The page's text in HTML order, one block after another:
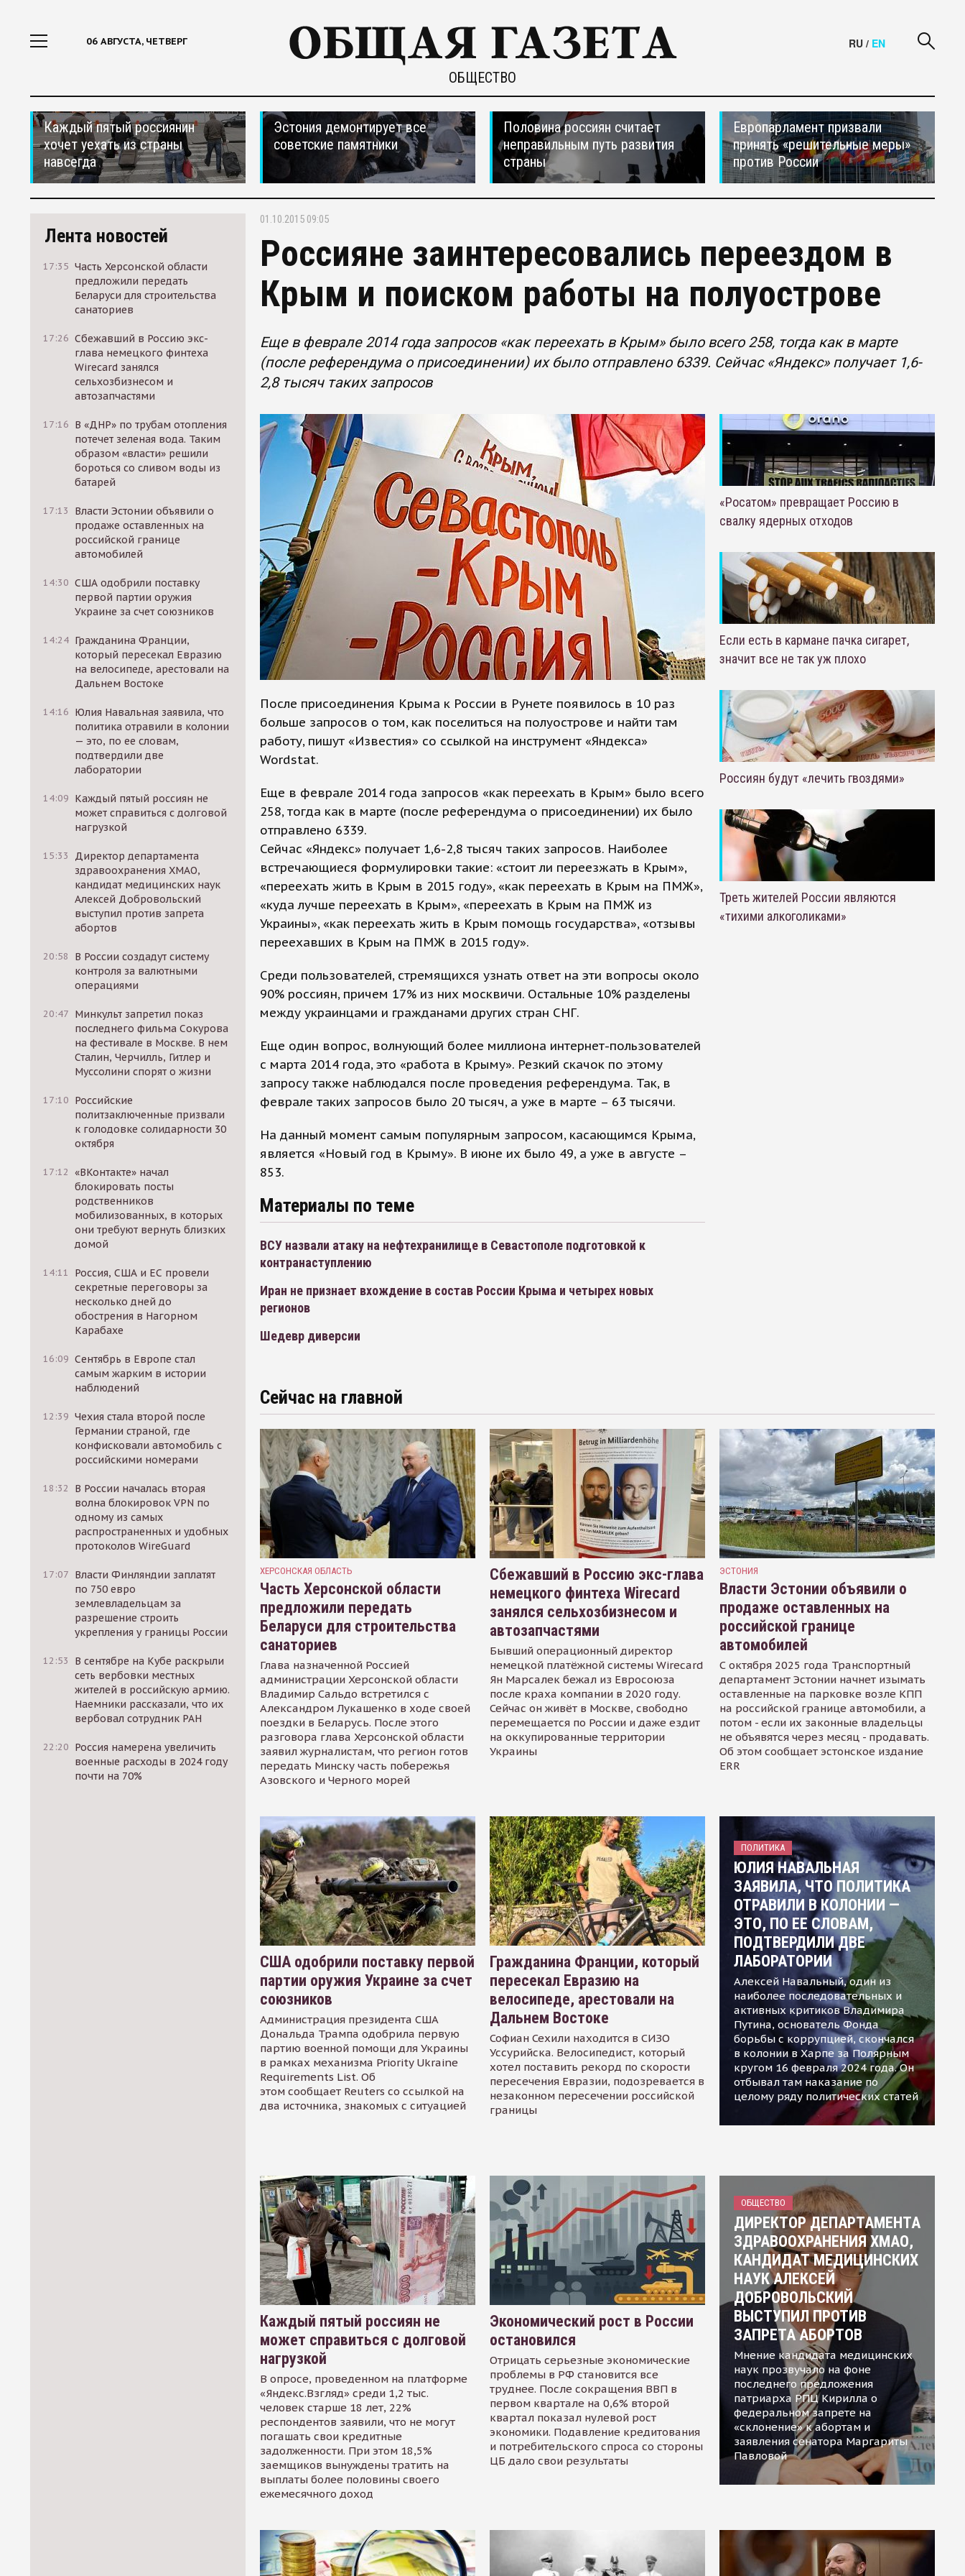
06 АВГУСТА, ЧЕТВЕРГ
ОБЩЕСТВО
RU / EN
Каждый пятый россиянин
хочет уехать из страны
навсегда
Эстония демонтирует все
советские памятники
Половина россиян считает
неправильным путь развития
страны
Европарламент призвали
принять «решительные меры»
против России
Лента новостей
17:35 Часть Херсонской области
предложили передать
Беларуси для строительства
санаториев
17:26 Сбежавший в Россию экс-
глава немецкого финтеха
Wirecard занялся
сельхозбизнесом и
автозапчастями
17:16 В «ДНР» по трубам отопления
потечет зеленая вода. Таким
образом «власти» решили
бороться со сливом воды из
батарей
17:13
Власти Эстонии объявили о
продаже оставленных на
российской границе
автомобилей
14:30 США одобрили поставку
первой партии оружия
Украине за счет союзников
14:24 Гражданина Франции,
который пересекал Евразию
на велосипеде, арестовали на
Дальнем Востоке
14:16 Юлия Навальная заявила, что
политика отравили в колонии
— это, по ее словам,
подтвердили две
лаборатории
14:09 Каждый пятый россиян не
может справиться с долговой
нагрузкой
15:33
Директор департамента
здравоохранения ХМАО,
кандидат медицинских наук
Алексей Добровольский
выступил против запрета
абортов
20:58
В России создадут систему
контроля за валютными
операциями
20:47 Минкульт запретил показ
последнего фильма Сокурова
на фестивале в Москве. В нем
Сталин, Черчилль, Гитлер и
Муссолини спорят о жизни
17:10 Российские
политзаключенные призвали
к голодовке солидарности 30
октября
17:12 «ВКонтакте» начал
блокировать посты
родственников
мобилизованных, в которых
они требуют вернуть близких
домой
14:11
Россия, США и ЕС провели
секретные переговоры за
несколько дней до
обострения в Нагорном
Карабахе
16:09 Сентябрь в Европе стал
самым жарким в истории
наблюдений
12:39 Чехия стала второй после
Германии страной, где
конфисковали автомобиль с
российскими номерами
18:32
В России началась вторая
волна блокировок VPN по
одному из самых
распространенных и удобных
протоколов WireGuard
17:07 Власти Финляндии заплатят
по 750 евро
землевладельцам за
разрешение строить
укрепления у границы России
12:53
В сентябре на Кубе раскрыли
сеть вербовки местных
жителей в российскую армию.
Наемники рассказали, что их
вербовал сотрудник РАН
22:20 Россия намерена увеличить
военные расходы в 2024 году
почти на 70%
01.10.2015 09:05
Россияне заинтересовались переездом в
Крым и поиском работы на полуострове
Еще в феврале 2014 года запросов «как переехать в Крым» было всего 258, тогда как в марте
(после референдума о присоединении) их было отправлено 6339. Сейчас «Яндекс» получает 1,6-
2,8 тысяч таких запросов
После присоединения Крыма к России в Рунете появилось в 10 раз
больше запросов о том, как поселиться на полуострове и найти там
работу, пишут «Известия» со ссылкой на инструмент «Яндекса»
Wordstat.
Еще в феврале 2014 года запросов «как переехать в Крым» было всего
258, тогда как в марте (после референдума о присоединении) их было
отправлено 6339.
Сейчас «Яндекс» получает 1,6-2,8 тысяч таких запросов. Наиболее
встречающиеся формулировки такие: «стоит ли переезжать в Крым»,
«переехать жить в Крым в 2015 году», «как переехать в Крым на ПМЖ»,
«куда лучше переехать в Крым», «переехать в Крым на ПМЖ из
Украины», «как переехать жить в Крым помощь государства», «отзывы
переехавших в Крым на ПМЖ в 2015 году».
Среди пользователей, стремящихся узнать ответ на эти вопросы около
90% россиян, причем 17% из них москвичи. Остальные 10% разделены
между украинцами и гражданами других стран СНГ.
Еще один вопрос, волнующий более миллиона интернет-пользователей
с марта 2014 года, это «работа в Крыму». Резкий скачок по этому
запросу также наблюдался после проведения референдума. Так, в
феврале таких запросов было 20 тысяч, а уже в марте – 63 тысячи.
На данный момент самым популярным запросом, касающимся Крыма,
является «Новый год в Крыму». В июне их было 49, а уже в августе –
853.
Материалы по теме
ВСУ назвали атаку на нефтехранилище в Севастополе подготовкой к
контранаступлению
Иран не признает вхождение в состав России Крыма и четырех новых
регионов
Шедевр диверсии
«Росатом» превращает Россию в
свалку ядерных отходов
Если есть в кармане пачка сигарет,
значит все не так уж плохо
Россиян будут «лечить гвоздями»
Треть жителей России являются
«тихими алкоголиками»
Сейчас на главной
ХЕРСОНСКАЯ ОБЛАСТЬ
Часть Херсонской области
предложили передать
Беларуси для строительства
санаториев
Глава назначенной Россией
администрации Херсонской области
Владимир Сальдо встретился с
Александром Лукашенко в ходе своей
поездки в Беларусь. После этого
разговора глава Херсонской области
заявил журналистам, что регион готов
передать Минску часть побережья
Азовского и Черного морей
Сбежавший в Россию экс-глава
немецкого финтеха Wirecard
занялся сельхозбизнесом и
автозапчастями
Бывший операционный директор
немецкой платёжной системы Wirecard
Ян Марсалек бежал из Евросоюза
после краха компании в 2020 году.
Сейчас он живёт в Москве, свободно
перемещается по России и даже ездит
на оккупированные территории
Украины
ЭСТОНИЯ
Власти Эстонии объявили о
продаже оставленных на
российской границе
автомобилей
С октября 2025 года Транспортный
департамент Эстонии начнет изымать
оставленные на парковке возле КПП
на российской границе автомобили, а
потом - если их законные владельцы
не объявятся через месяц - продавать.
Об этом сообщает эстонское издание
ERR
США одобрили поставку первой
партии оружия Украине за счет
союзников
Администрация президента США
Дональда Трампа одобрила первую
партию военной помощи для Украины
в рамках механизма Priority Ukraine
Requirements List. Об
этом сообщает Reuters со ссылкой на
два источника, знакомых с ситуацией
Гражданина Франции, который
пересекал Евразию на
велосипеде, арестовали на
Дальнем Востоке
Софиан Сехили находится в СИЗО
Уссурийска. Велосипедист, который
хотел поставить рекорд по скорости
пересечения Евразии, подозревается в
незаконном пересечении российской
границы
ПОЛИТИКА
ЮЛИЯ НАВАЛЬНАЯ
ЗАЯВИЛА, ЧТО ПОЛИТИКА
ОТРАВИЛИ В КОЛОНИИ —
ЭТО, ПО ЕЕ СЛОВАМ,
ПОДТВЕРДИЛИ ДВЕ
ЛАБОРАТОРИИ
Алексей Навальный, один из
наиболее последовательных и
активных критиков Владимира
Путина, основатель Фонда
борьбы с коррупцией, скончался
в колонии в Харпе за Полярным
кругом 16 февраля 2024 года. Он
отбывал там наказание по
целому ряду политических статей
Каждый пятый россиян не
может справиться с долговой
нагрузкой
В опросе, проведенном на платформе
«Яндекс.Взгляд» среди 1,2 тыс.
человек старше 18 лет, 22%
респондентов заявили, что не могут
погашать свои кредитные
задолженности. При этом 18,5%
заемщиков вынуждены тратить на
выплаты более половины своего
ежемесячного доход
Экономический рост в России
остановился
Отрицать серьезные экономические
проблемы в РФ становится все
труднее. После сокращения ВВП в
первом квартале на 0,6% второй
квартал показал нулевой рост
экономики. Подавление кредитования
и потребительского спроса со стороны
ЦБ дало свои результаты
ОБЩЕСТВО
ДИРЕКТОР ДЕПАРТАМЕНТА
ЗДРАВООХРАНЕНИЯ ХМАО,
КАНДИДАТ МЕДИЦИНСКИХ
НАУК АЛЕКСЕЙ
ДОБРОВОЛЬСКИЙ
ВЫСТУПИЛ ПРОТИВ
ЗАПРЕТА АБОРТОВ
Мнение кандидата медицинских
наук прозвучало на фоне
последнего предложения
патриарха РПЦ Кирилла о
федеральном запрете на
«склонение» к абортам и
заявления сенатора Маргариты
Павловой